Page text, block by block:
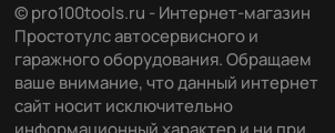
© pro100tools.ru - Интернет-магазин
Простотулс автосервисного и
гаражного оборудования. Обращаем
ваше внимание, что данный интернет
сайт носит исключительно